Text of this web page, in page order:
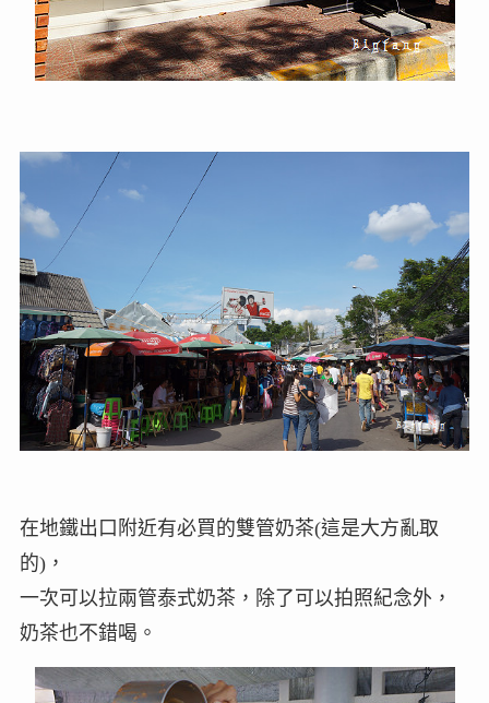
在地鐵出口附近有必買的雙管奶茶(這是大方亂取
的)，
一次可以拉兩管泰式奶茶，除了可以拍照紀念外，
奶茶也不錯喝。